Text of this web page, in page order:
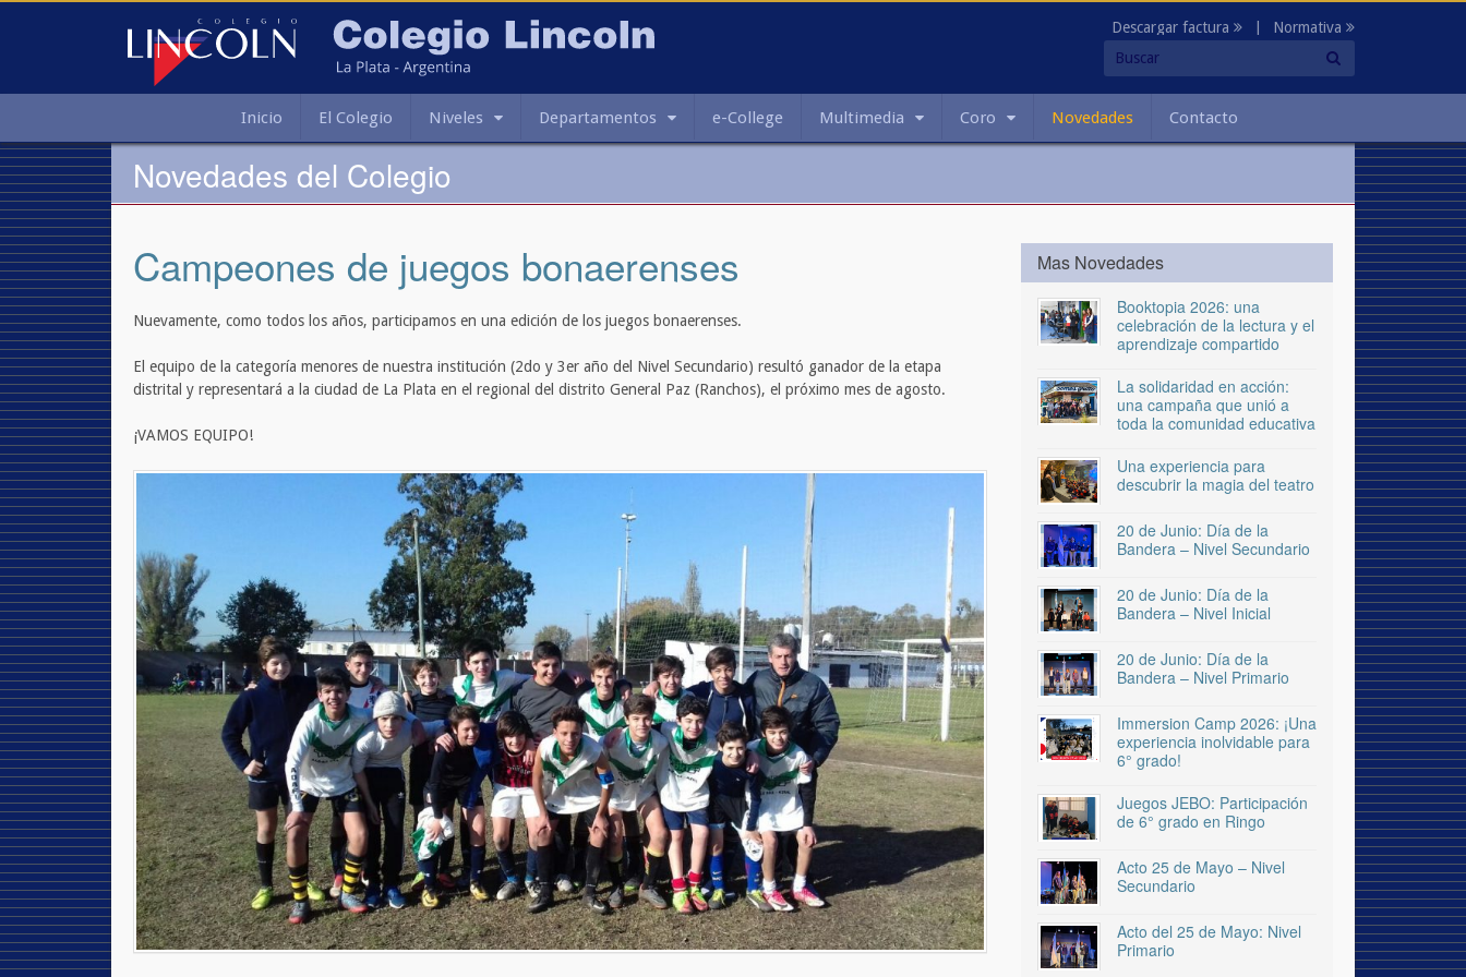
Normativa
Descargar factura
Inicio El Colegio Niveles Departamentos e-College Multimedia Coro Novedades Contacto
Novedades del Colegio
Campeones de juegos bonaerenses
Nuevamente, como todos los años, participamos en una edición de los juegos bonaerenses.
El equipo de la categoría menores de nuestra institución (2do y 3er año del Nivel Secundario) resultó ganador de la etapa
distrital y representará a la ciudad de La Plata en el regional del distrito General Paz (Ranchos), el próximo mes de agosto.
¡VAMOS EQUIPO!
Mas Novedades
Booktopia 2026: una
celebración de la lectura y el
aprendizaje compartido
La solidaridad en acción:
una campaña que unió a
toda la comunidad educativa
Una experiencia para
descubrir la magia del teatro
20 de Junio: Día de la
Bandera – Nivel Secundario
20 de Junio: Día de la
Bandera – Nivel Inicial
20 de Junio: Día de la
Bandera – Nivel Primario
Immersion Camp 2026: ¡Una
experiencia inolvidable para
6° grado!
Juegos JEBO: Participación
de 6° grado en Ringo
Acto 25 de Mayo – Nivel
Secundario
Acto del 25 de Mayo: Nivel
Primario